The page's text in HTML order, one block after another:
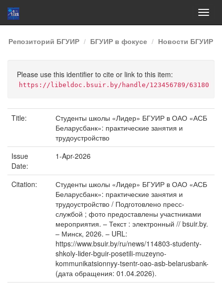
Skip
navigation
Репозиторий БГУИР БГУИР в фокусе Новости БГУИР
Please use this identifier to cite or link to this item:
https://libeldoc.bsuir.by/handle/123456789/63180
Title:
Студенты школы «Лидер» БГУИР в ОАО «АСБ
Беларусбанк»: практические занятия и
трудоустройство
Issue
Date:
1-Apr-2026
Citation:
Студенты школы «Лидер» БГУИР в ОАО «АСБ
Беларусбанк»: практические занятия и
трудоустройство / Подготовлено пресс-
службой ; фото предоставлены участниками
мероприятия. – Текст : электронный // bsuir.by.
– Минск, 2026. – URL:
https://www.bsuir.by/ru/news/114803-studenty-
shkoly-lider-bguir-posetili-muzeyno-
kommunikatsionnyy-tsentr-oao-asb-belarusbank-
(дата обращения: 01.04.2026).